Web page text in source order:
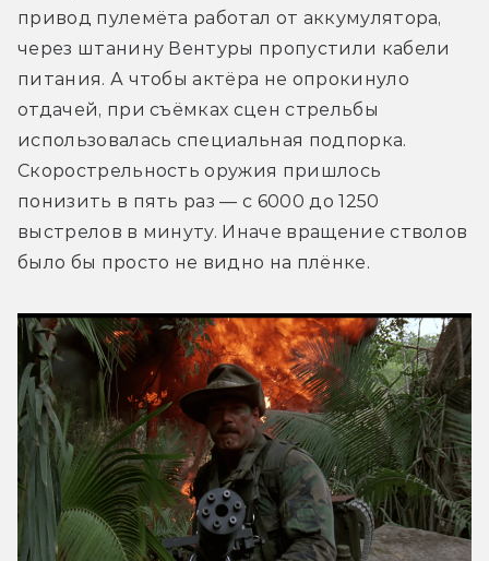
привод пулемёта работал от аккумулятора,
через штанину Вентуры пропустили кабели
питания. А чтобы актёра не опрокинуло
отдачей, при съёмках сцен стрельбы
использовалась специальная подпорка.
Скорострельность оружия пришлось
понизить в пять раз — с 6000 до 1250
выстрелов в минуту. Иначе вращение стволов
было бы просто не видно на плёнке.